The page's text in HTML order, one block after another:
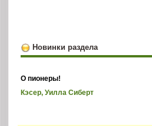
Новинки раздела
О пионеры!
Кэсер, Уилла Сиберт